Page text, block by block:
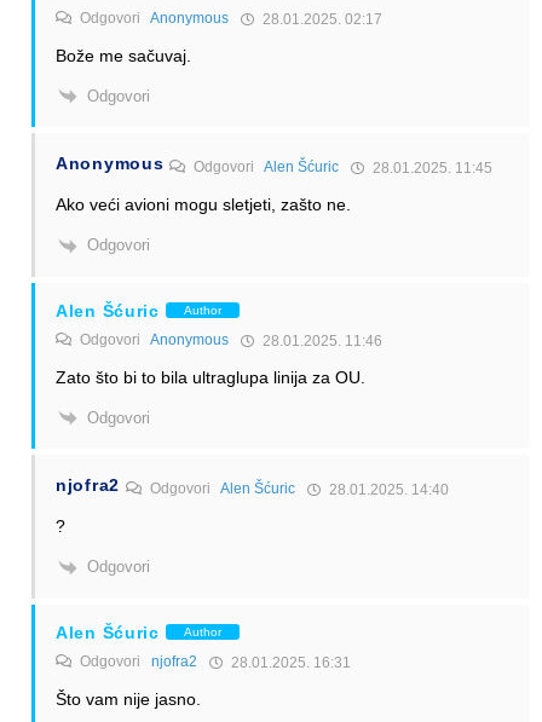
Odgovori Anonymous 28.01.2025. 02:17
Bože me sačuvaj.
Odgovori
Anonymous OdgovoriAlen Šćuric 28.01.2025. 11:45
Ako veći avioni mogu sletjeti, zašto ne.
Odgovori
Alen Šćuric Author
Odgovori Anonymous 28.01.2025. 11:46
Zato što bi to bila ultraglupa linija za OU.
Odgovori
njofra2 Odgovori Alen Šćuric 28.01.2025. 14:40
?
Odgovori
Alen Šćuric Author
Odgovori njofra2 28.01.2025. 16:31
Što vam nije jasno.